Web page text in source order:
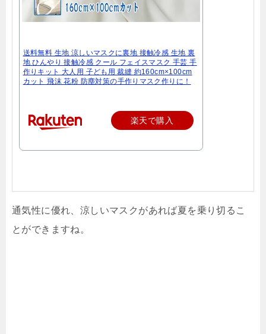
送料無料 生地 涼しいマスクに裏地 接触冷感 生地 裏
地 ひんやり 接触冷感 クール フェイスマスク 手芸 手
作りキット 大人用 子ども用 裁縫 約160cm×100cm
カット 飛沫 花粉 防塵対策の手作りマスク作りに！
楽天で購入
通気性に優れ、涼しいマスクがあれば夏を乗り切るこ
とができますね。